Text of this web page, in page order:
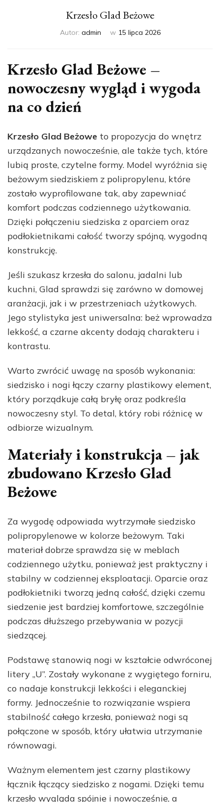
Krzesło Glad Beżowe
Autor: admin w 15 lipca 2026
Krzesło Glad Beżowe –
nowoczesny wygląd i wygoda
na co dzień
Krzesło Glad Beżowe to propozycja do wnętrz
urządzanych nowocześnie, ale także tych, które
lubią proste, czytelne formy. Model wyróżnia się
beżowym siedziskiem z polipropylenu, które
zostało wyprofilowane tak, aby zapewniać
komfort podczas codziennego użytkowania.
Dzięki połączeniu siedziska z oparciem oraz
podłokietnikami całość tworzy spójną, wygodną
konstrukcję.
Jeśli szukasz krzesła do salonu, jadalni lub
kuchni, Glad sprawdzi się zarówno w domowej
aranżacji, jak i w przestrzeniach użytkowych.
Jego stylistyka jest uniwersalna: beż wprowadza
lekkość, a czarne akcenty dodają charakteru i
kontrastu.
Warto zwrócić uwagę na sposób wykonania:
siedzisko i nogi łączy czarny plastikowy element,
który porządkuje całą bryłę oraz podkreśla
nowoczesny styl. To detal, który robi różnicę w
odbiorze wizualnym.
Materiały i konstrukcja – jak
zbudowano Krzesło Glad
Beżowe
Za wygodę odpowiada wytrzymałe siedzisko
polipropylenowe w kolorze beżowym. Taki
materiał dobrze sprawdza się w meblach
codziennego użytku, ponieważ jest praktyczny i
stabilny w codziennej eksploatacji. Oparcie oraz
podłokietniki tworzą jedną całość, dzięki czemu
siedzenie jest bardziej komfortowe, szczególnie
podczas dłuższego przebywania w pozycji
siedzącej.
Podstawę stanowią nogi w kształcie odwróconej
litery „U”. Zostały wykonane z wygiętego forniru,
co nadaje konstrukcji lekkości i eleganckiej
formy. Jednocześnie to rozwiązanie wspiera
stabilność całego krzesła, ponieważ nogi są
połączone w sposób, który ułatwia utrzymanie
równowagi.
Ważnym elementem jest czarny plastikowy
łącznik łączący siedzisko z nogami. Dzięki temu
krzesło wygląda spójnie i nowocześnie, a